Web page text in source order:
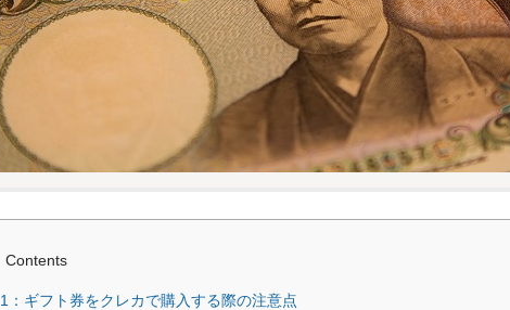
Contents
1：ギフト券をクレカで購入する際の注意点